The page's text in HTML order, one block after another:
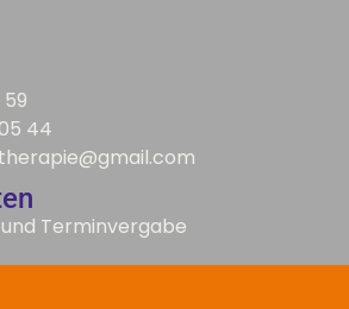
44
Terminvergabe